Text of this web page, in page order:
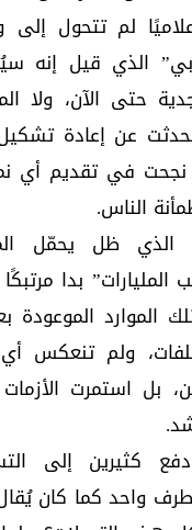
لم تتحول إلى
الذي قيل إنه
حتى الآن، ولا
عن إعادة
نجحت في تقديم أي
الناس.
ظل يحمّل
بدا مرتبكًا
الموارد الموعودة
ولم تنعكس أي
بل استمرت
كثيرين إلى
واحد كما كان